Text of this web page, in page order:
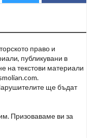
право и
публикувани в
на текстови материали
ще бъдат
Призоваваме ви за